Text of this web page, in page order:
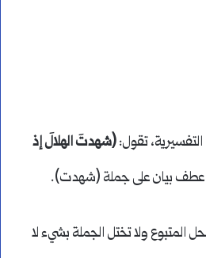
تقول:(شهدتَ الهلالَ إذ
عطف بيان على جملة (شهدت).
ولا تختل الجملة بشيء لا